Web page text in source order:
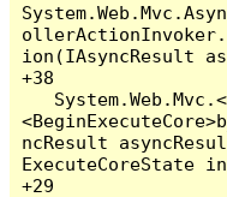
ion(IAsyncResult
+38
ncResult
ExecuteCoreState
+29